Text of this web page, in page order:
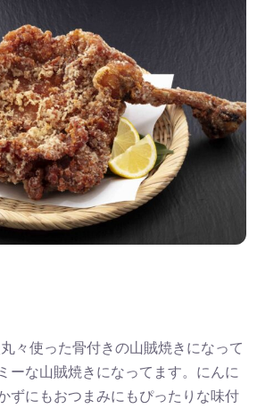
々使った骨付きの山賊焼きになって
ーな山賊焼きになってます。にんに
ずにもおつまみにもぴったりな味付